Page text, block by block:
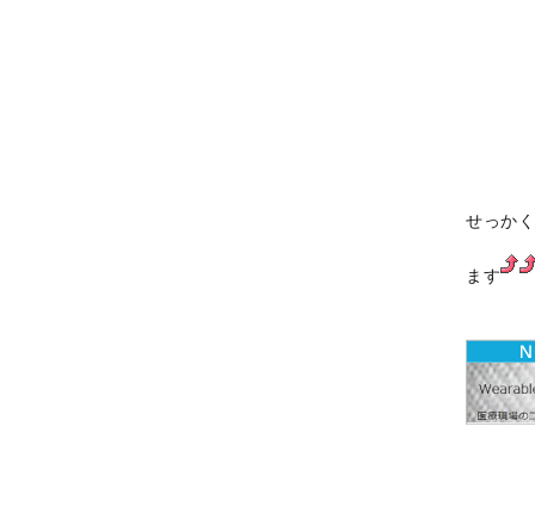
せっか
ます